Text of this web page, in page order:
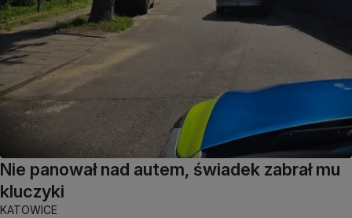
Nie panował nad autem, świadek zabrał mu
kluczyki
KATOWICE